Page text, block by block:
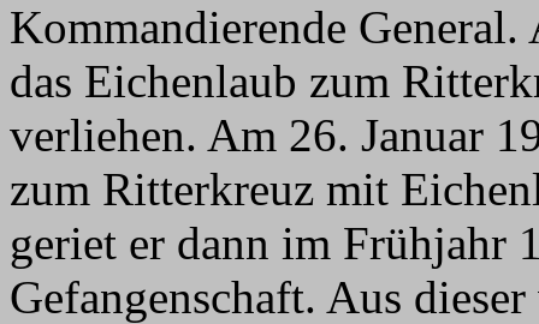
Kommandierende
das Eichenlaub zum
verliehen. Am 26. Januar
zum Ritterkreuz mit
geriet er dann im Frühjahr
Gefangenschaft. Aus